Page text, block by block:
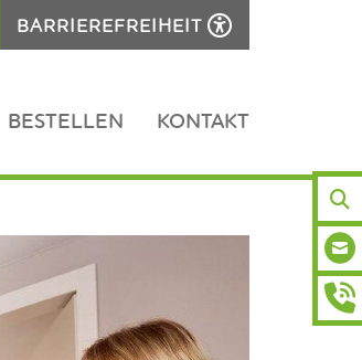
BARRIEREFREIHEIT
BESTELLEN KONTAKT
E-